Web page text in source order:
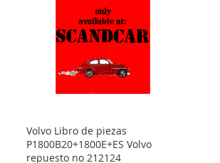
Volvo Libro de piezas
P1800B20+1800E+ES Volvo
repuesto no 212124